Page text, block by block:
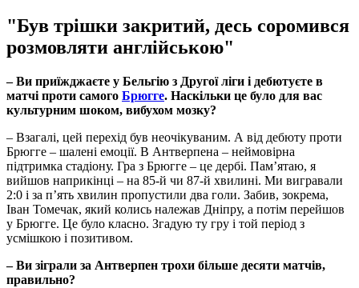
"Був трішки закритий, десь соромився
розмовляти англійською"
– Ви приїжджаєте у Бельгію з Другої ліги і дебютуєте в
матчі проти самого Брюгге. Наскільки це було для вас
культурним шоком, вибухом мозку?
– Взагалі, цей перехід був неочікуваним. А від дебюту проти
Брюгге – шалені емоції. В Антверпена – неймовірна
підтримка стадіону. Гра з Брюгге – це дербі. Пам’ятаю, я
вийшов наприкінці – на 85-й чи 87-й хвилині. Ми вигравали
2:0 і за п’ять хвилин пропустили два голи. Забив, зокрема,
Іван Томечак, який колись належав Дніпру, а потім перейшов
у Брюгге. Це було класно. Згадую ту гру і той період з
усмішкою і позитивом.
– Ви зіграли за Антверпен трохи більше десяти матчів,
правильно?